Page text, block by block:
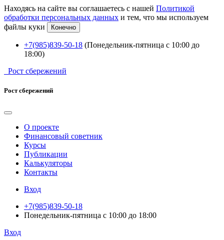
Находясь на сайте вы соглашаетесь с нашей Политикой
обработки персональных данных и тем, что мы используем
файлы куки
Конечно
+7(985)839-50-18 (Понедельник-пятница с 10:00 до
18:00)
Рост сбережений
Рост сбережений
О проекте
Финансовый советник
Курсы
Публикации
Калькуляторы
Контакты
Вход
+7(985)839-50-18
Понедельник-пятница с 10:00 до 18:00
Вход